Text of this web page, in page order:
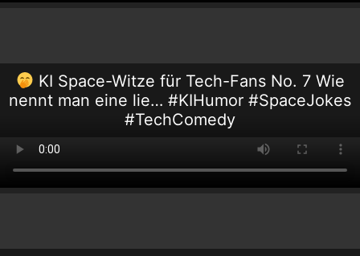
KI Space-Witze für Tech-Fans No. 7 Wie
nennt man eine lie… #KIHumor #SpaceJokes
#TechComedy